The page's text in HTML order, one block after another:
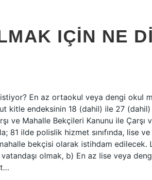
IÇIN NE
istiyor? En az ortaokul veya dengi okul
kitle endeksinin 18 (dahil) ile 27 (dahil)
ve Mahalle Bekçileri Kanunu ile Çarşı
81 ilde polislik hizmet sınıfında, lise
bekçisi olarak istihdam edilecek.
olmak, b) En az lise veya